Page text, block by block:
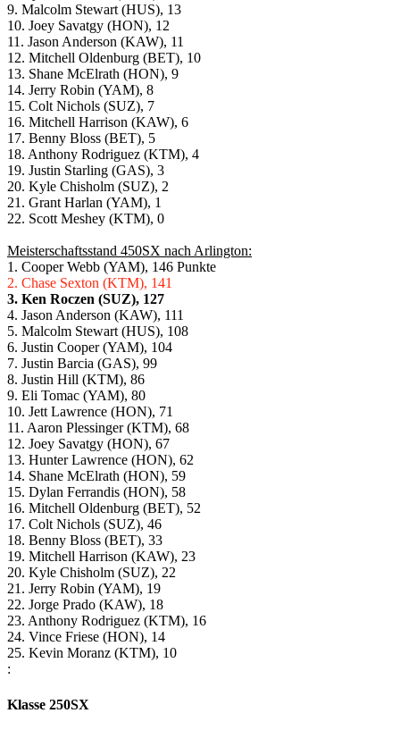
9. Malcolm Stewart (HUS), 13
10. Joey Savatgy (HON), 12
11. Jason Anderson (KAW), 11
12. Mitchell Oldenburg (BET), 10
13. Shane McElrath (HON), 9
14. Jerry Robin (YAM), 8
15. Colt Nichols (SUZ), 7
16. Mitchell Harrison (KAW), 6
17. Benny Bloss (BET), 5
18. Anthony Rodriguez (KTM), 4
19. Justin Starling (GAS), 3
20. Kyle Chisholm (SUZ), 2
21. Grant Harlan (YAM), 1
22. Scott Meshey (KTM), 0
Meisterschaftsstand 450SX nach Arlington:
1. Cooper Webb (YAM), 146 Punkte
2. Chase Sexton (KTM), 141
3. Ken Roczen (SUZ), 127
4. Jason Anderson (KAW), 111
5. Malcolm Stewart (HUS), 108
6. Justin Cooper (YAM), 104
7. Justin Barcia (GAS), 99
8. Justin Hill (KTM), 86
9. Eli Tomac (YAM), 80
10. Jett Lawrence (HON), 71
11. Aaron Plessinger (KTM), 68
12. Joey Savatgy (HON), 67
13. Hunter Lawrence (HON), 62
14. Shane McElrath (HON), 59
15. Dylan Ferrandis (HON), 58
16. Mitchell Oldenburg (BET), 52
17. Colt Nichols (SUZ), 46
18. Benny Bloss (BET), 33
19. Mitchell Harrison (KAW), 23
20. Kyle Chisholm (SUZ), 22
21. Jerry Robin (YAM), 19
22. Jorge Prado (KAW), 18
23. Anthony Rodriguez (KTM), 16
24. Vince Friese (HON), 14
25. Kevin Moranz (KTM), 10
:
Klasse 250SX